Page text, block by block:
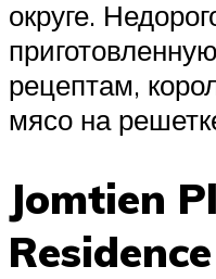
округе.
рецептам,
мясо на
Jomtien